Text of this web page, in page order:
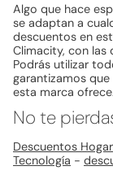
Algo que hace
se adaptan a
descuentos en
Climacity, con las
Podrás utilizar
garantizamos
esta marca
No te
Descuentos Hogar
Tecnología -